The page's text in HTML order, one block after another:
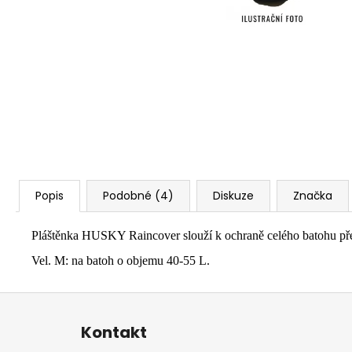
Popis Podobné (4) Diskuze Značka
Pláštěnka HUSKY Raincover slouží k ochraně celého batohu
Vel. M: na batoh o objemu 40-55 L.
Z
Kontakt